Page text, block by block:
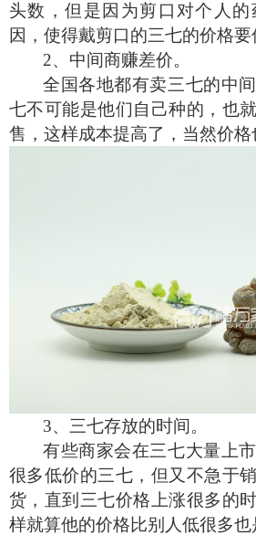
头数，但是因为剪口对个人
因，使得戴剪口的三七的价格要
2、中间商赚差价。
全国各地都有卖三七的中
七不可能是他们自己种的，也
售，这样成本提高了，当然价格
3、三七存放的时间。
有些商家会在三七大量上
很多低价的三七，但又不急于
货，直到三七价格上涨很多的
样就算他的价格比别人低很多也